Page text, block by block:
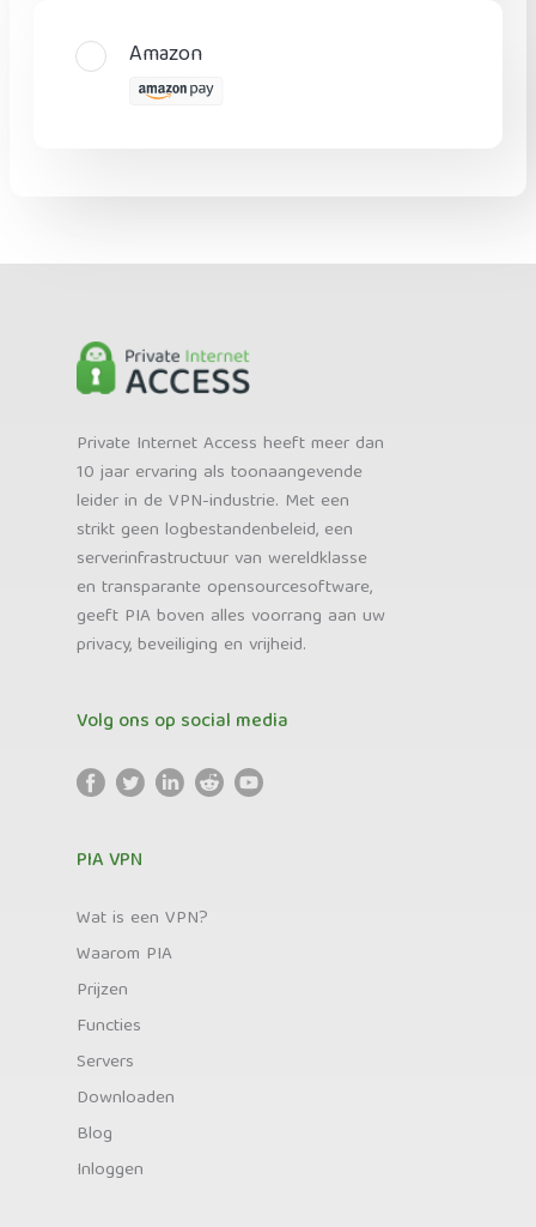
Amazon
Private Internet Access heeft meer dan
10 jaar ervaring als toonaangevende
leider in de VPN-industrie. Met een
strikt geen logbestandenbeleid, een
serverinfrastructuur van wereldklasse
en transparante opensourcesoftware,
geeft PIA boven alles voorrang aan uw
privacy, beveiliging en vrijheid.
Volg ons op social media
PIA VPN
Wat is een VPN?
Waarom PIA
Prijzen
Functies
Servers
Downloaden
Blog
Inloggen